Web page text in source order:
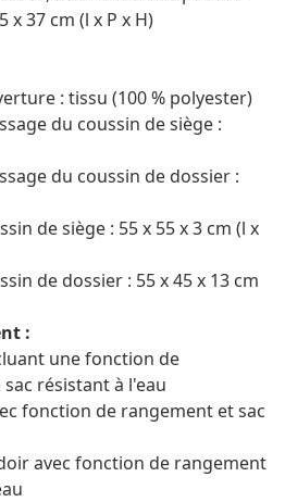
x 37 cm (l x P x H)
: tissu (100 % polyester)
du coussin de siège :
du coussin de dossier :
de siège : 55 x 55 x 3 cm (l x
de dossier : 55 x 45 x 13 cm
:
une fonction de
résistant à l'eau
fonction de rangement et sac
avec fonction de rangement